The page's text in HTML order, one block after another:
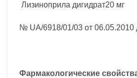
Лизиноприла дигидрат20 мг
№ UA/6918/01/03 от 06.05.2010
Фармакологические